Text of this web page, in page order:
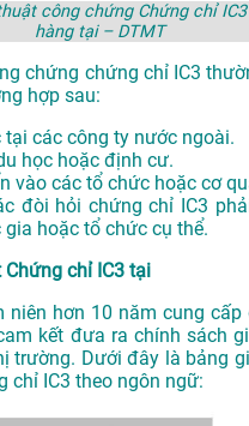
công chứng Chứng chỉ
hàng tại – DTMT
chứng chứng chỉ IC3
hợp sau:
tại các công ty nước ngoài.
học hoặc định cư.
vào các tổ chức hoặc cơ
đòi hỏi chứng chỉ IC3
hoặc tổ chức cụ thể.
chỉ IC3 tại
niên hơn 10 năm cung cấp
kết đưa ra chính sách
trường. Dưới đây là bảng
chỉ IC3 theo ngôn ngữ: